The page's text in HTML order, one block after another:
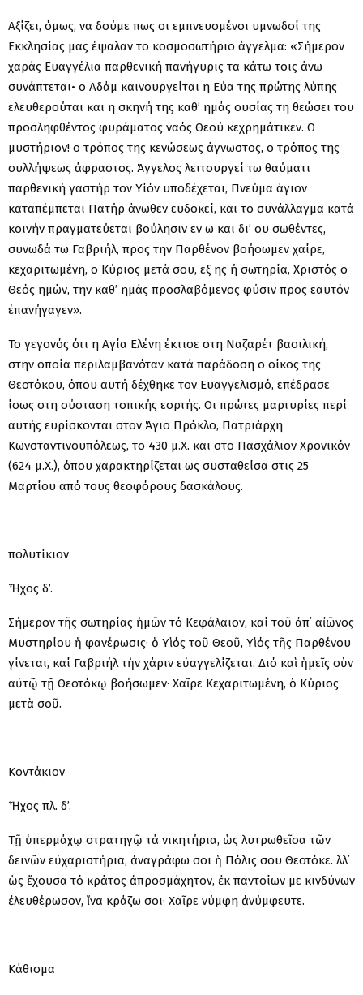
Αξίζει, όμως, να δούμε πως οι εμπνευσμένοι υμνωδοί της
Εκκλησίας μας έψαλαν το κοσμοσωτήριο άγγελμα: «Σήμερον
χαράς Ευαγγέλια παρθενική πανήγυρις τα κάτω τοις άνω
συνάπτεται• ο Αδάμ καινουργείται η Εύα της πρώτης λύπης
ελευθερούται και η σκηνή της καθ’ ημάς ουσίας τη θεώσει του
προσληφθέντος φυράματος ναός Θεού κεχρημάτικεν. Ω
μυστήριον! ο τρόπος της κενώσεως άγνωστος, ο τρόπος της
συλλήψεως άφραστος. Άγγελος λειτουργεί τω θαύματι
παρθενική γαστήρ τον Υίόν υποδέχεται, Πνεύμα άγιον
καταπέμπεται Πατήρ άνωθεν ευδοκεί, και το συνάλλαγμα κατά
κοινήν πραγματεύεται βούλησιν εν ω και δι’ ου σωθέντες,
συνωδά τω Γαβριήλ, προς την Παρθένον βοήοωμεν χαίρε,
κεχαριτωμένη, ο Κύριος μετά σου, εξ ης ή σωτηρία, Χριστός ο
Θεός ημών, την καθ’ ημάς προσλαβόμενος φύσιν προς εαυτόν
έπανήγαγεν».
Το γεγονός ότι η Αγία Ελένη έκτισε στη Ναζαρέτ βασιλική,
στην οποία περιλαμβανόταν κατά παράδοση ο οίκος της
Θεοτόκου, όπου αυτή δέχθηκε τον Ευαγγελισμό, επέδρασε
ίσως στη σύσταση τοπικής εορτής. Οι πρώτες μαρτυρίες περί
αυτής ευρίσκονται στον Άγιο Πρόκλο, Πατριάρχη
Κωνσταντινουπόλεως, το 430 μ.Χ. και στο Πασχάλιον Χρονικόν
(624 μ.Χ.), όπου χαρακτηρίζεται ως συσταθείσα στις 25
Μαρτίου από τους θεοφόρους δασκάλους.
Ἀπολυτίκιον
Ἦχος δ’.
Σήμερον τῆς σωτηρίας ἡμῶν τό Κεφάλαιον, καί τοῦ ἀπ᾽ αἰῶνος
Μυστηρίου ἡ φανέρωσις· ὁ Υἱός τοῦ Θεοῦ, Υἱός τῆς Παρθένου
γίνεται, καί Γαβριήλ τὴν χάριν εὐαγγελίζεται. Διό καὶ ἡμεῖς σὺν
αὐτῷ τῇ Θεοτόκῳ βοήσωμεν· Χαῖρε Κεχαριτωμένη, ὁ Κύριος
μετὰ σοῦ.
Κοντάκιον
Ἦχος πλ. δ’.
Τῇ ὑπερμάχῳ στρατηγῷ τά νικητήρια, ὡς λυτρωθεῖσα τῶν
δεινῶν εὐχαριστήρια, ἀναγράφω σοι ἡ Πόλις σου Θεοτόκε. Ἀλλ᾽
ὡς ἔχουσα τό κράτος ἀπροσμάχητον, ἐκ παντοίων με κινδύνων
ἐλευθέρωσον, ἵνα κράζω σοι· Χαῖρε νύμφη ἀνύμφευτε.
Κάθισμα